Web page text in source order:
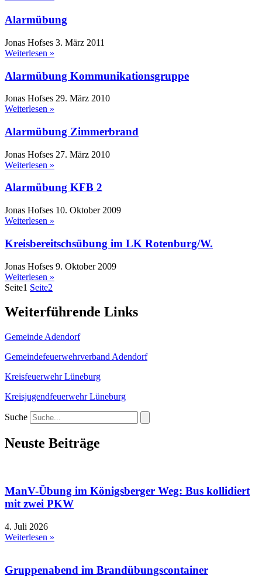
Alarmübung
Jonas Hofses 3. März 2011
Weiterlesen »
Alarmübung Kommunikationsgruppe
Jonas Hofses 29. März 2010
Weiterlesen »
Alarmübung Zimmerbrand
Jonas Hofses 27. März 2010
Weiterlesen »
Alarmübung KFB 2
Jonas Hofses 10. Oktober 2009
Weiterlesen »
Kreisbereitschsübung im LK Rotenburg/W.
Jonas Hofses 9. Oktober 2009
Weiterlesen »
Seite1 Seite2
Weiterführende Links
Gemeinde Adendorf
Gemeindefeuerwehrverband Adendorf
Kreisfeuerwehr Lüneburg
Kreisjugendfeuerwehr Lüneburg
Suche
Neuste Beiträge
ManV-Übung im Königsberger Weg: Bus kollidiert
mit zwei PKW
4. Juli 2026
Weiterlesen »
Gruppenabend im Brandübungscontainer